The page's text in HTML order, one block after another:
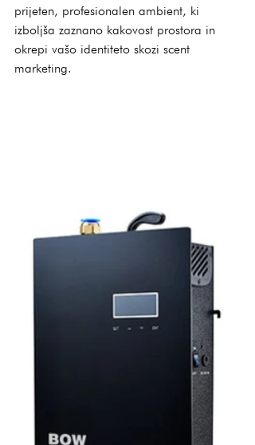
prijeten, profesionalen ambient, ki
izboljša zaznano kakovost prostora in
okrepi vašo identiteto skozi scent
marketing.